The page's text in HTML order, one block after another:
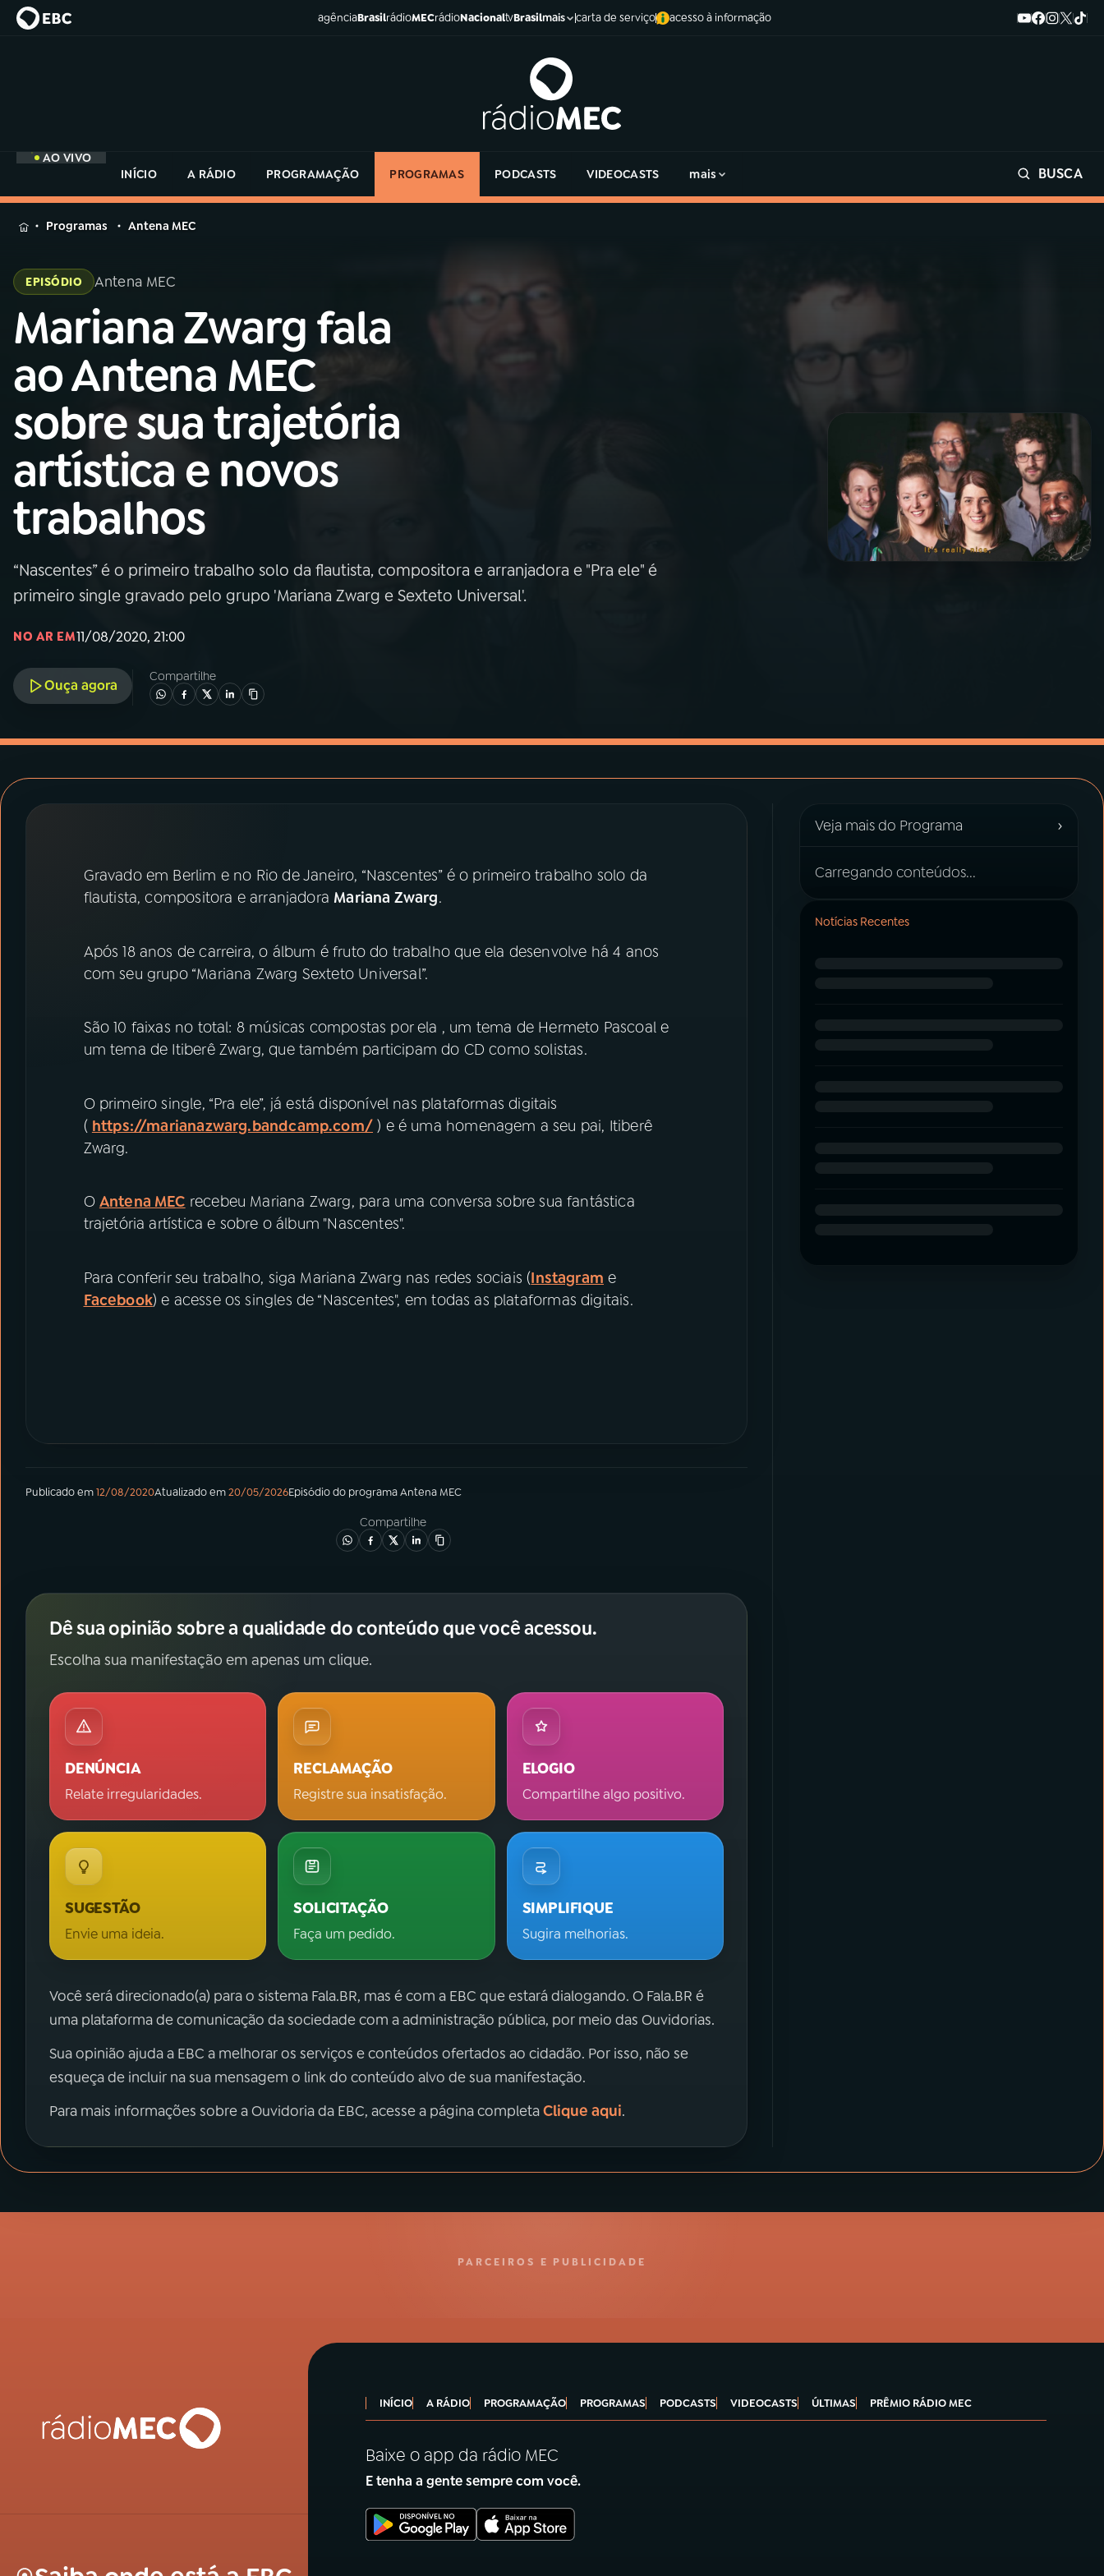
agênciaBrasilrádioMECrádioNacionaltvBrasilmais carta de serviço acesso à informação
AO VIVO
INÍCIO
A RÁDIO PROGRAMAÇÃO PROGRAMAS PODCASTS VIDEOCASTS mais BUSCA
MENU
Buscar
na
Rádio
MEC
Início AO VIVO
01 INÍCIO
02 A RÁDIO
03PROGRAMAÇÃO
04PROGRAMAS
05 PODCASTS
06VIDEOCASTS
07ÚLTIMAS
na
Rádio
Programas Antena MEC
EPISÓDIO Antena MEC
Mariana Zwarg fala
ao Antena MEC
sobre sua trajetória
artística e novos
trabalhos
“Nascentes” é o primeiro trabalho solo da flautista, compositora e arranjadora e "Pra ele" é
primeiro single gravado pelo grupo 'Mariana Zwarg e Sexteto Universal'.
NO AR EM11/08/2020, 21:00
Ouça agora
Compartilhe
Gravado em Berlim e no Rio de Janeiro, “Nascentes” é o primeiro trabalho solo da
flautista, compositora e arranjadora Mariana Zwarg.
Após 18 anos de carreira, o álbum é fruto do trabalho que ela desenvolve há 4 anos
com seu grupo “Mariana Zwarg Sexteto Universal”.
São 10 faixas no total: 8 músicas compostas por ela , um tema de Hermeto Pascoal e
um tema de Itiberê Zwarg, que também participam do CD como solistas.
O primeiro single, “Pra ele”, já está disponível nas plataformas digitais
( https://marianazwarg.bandcamp.com/ ) e é uma homenagem a seu pai, Itiberê
Zwarg.
O Antena MEC recebeu Mariana Zwarg, para uma conversa sobre sua fantástica
trajetória artística e sobre o álbum "Nascentes".
Para conferir seu trabalho, siga Mariana Zwarg nas redes sociais (Instagram e
Facebook) e acesse os singles de “Nascentes", em todas as plataformas digitais.
Publicado em12/08/2020Atualizado em20/05/2026Episódiodo programaAntena MEC
Compartilhe
Dê sua opinião sobre a qualidade do conteúdo que você acessou.
Escolha sua manifestação em apenas um clique.
DENÚNCIA
Relate irregularidades.
RECLAMAÇÃO
Registre sua insatisfação.
ELOGIO
Compartilhe algo positivo.
SUGESTÃO
Envie uma ideia.
SOLICITAÇÃO
Faça um pedido.
SIMPLIFIQUE
Sugira melhorias.
Você será direcionado(a) para o sistema Fala.BR, mas é com a EBC que estará dialogando. O Fala.BR é
uma plataforma de comunicação da sociedade com a administração pública, por meio das Ouvidorias.
Sua opinião ajuda a EBC a melhorar os serviços e conteúdos ofertados ao cidadão. Por isso, não se
esqueça de incluir na sua mensagem o link do conteúdo alvo de sua manifestação.
Para mais informações sobre a Ouvidoria da EBC, acesse a página completaClique aqui.
Veja mais do Programa ›
Carregando conteúdos...
Notícias Recentes
PARCEIROS E PUBLICIDADE
INÍCIO A RÁDIO PROGRAMAÇÃO PROGRAMAS PODCASTS VIDEOCASTS ÚLTIMAS PRÊMIO RÁDIO MEC
Baixe o app da rádio MEC
E tenha a gente sempre com você.